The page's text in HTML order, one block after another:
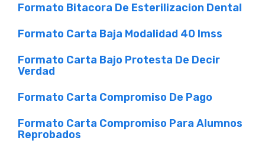
Formato Bitacora De Esterilizacion Dental
Formato Carta Baja Modalidad 40 Imss
Formato Carta Bajo Protesta De Decir
Verdad
Formato Carta Compromiso De Pago
Formato Carta Compromiso Para Alumnos
Reprobados